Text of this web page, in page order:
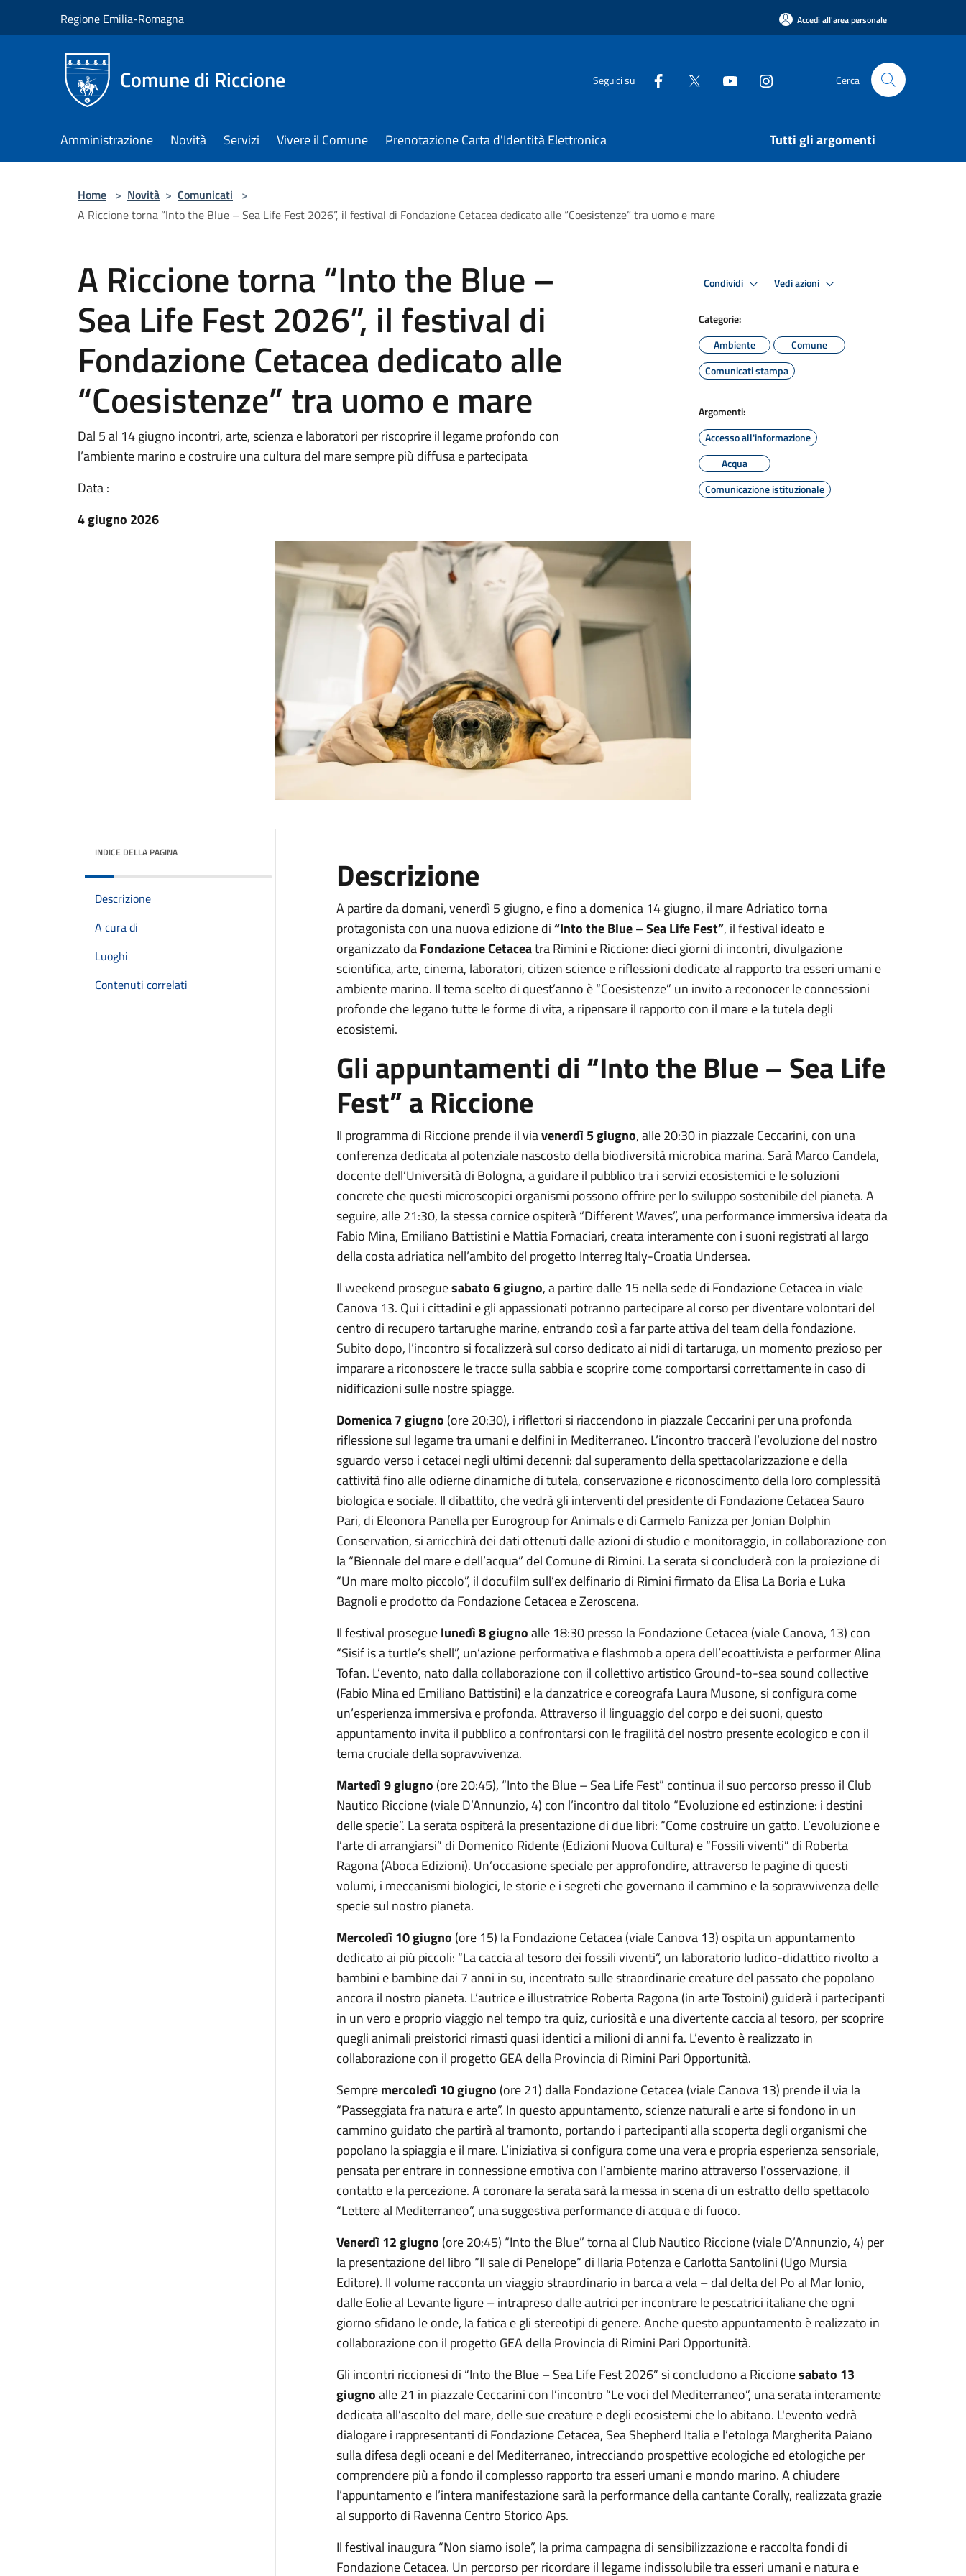
Regione Emilia-Romagna Accedi all'area personale
Comune di Riccione Seguici su Cerca
Amministrazione Novità Servizi Vivere il Comune Prenotazione Carta d'Identità Elettronica Tutti gli argomenti
Home > Novità > Comunicati >
A Riccione torna “Into the Blue – Sea Life Fest 2026”, il festival di Fondazione Cetacea dedicato alle “Coesistenze” tra uomo e mare
A Riccione torna “Into the Blue –
Sea Life Fest 2026”, il festival di
Fondazione Cetacea dedicato alle
“Coesistenze” tra uomo e mare
Dal 5 al 14 giugno incontri, arte, scienza e laboratori per riscoprire il legame profondo con
l’ambiente marino e costruire una cultura del mare sempre più diffusa e partecipata
Data :
4 giugno 2026
Condividi Vedi azioni
Categorie:
Ambiente
Comune
Comunicati stampa
Argomenti:
Accesso all'informazione
Acqua
Comunicazione istituzionale
INDICE DELLA PAGINA
Descrizione
A cura di
Luoghi
Contenuti correlati
Descrizione
A partire da domani, venerdì5 giugno, e fino a domenica 14 giugno, il mare Adriatico torna
protagonista con una nuova edizione di“Into the Blue – Sea Life Fest”, il festival ideato e
organizzato daFondazione Cetaceatra Rimini e Riccione: dieci giorni di incontri, divulgazione
scientifica, arte, cinema, laboratori, citizen science e riflessioni dedicate al rapporto tra esseri umani e
ambiente marino. Il tema scelto di quest’anno è “Coesistenze” un invito a reconocer le connessioni
profonde che legano tutte le forme di vita, a ripensare il rapporto con il mare e la tutela degli
ecosistemi.
Gli appuntamenti di “Into the Blue – Sea Life
Fest” a Riccione
Il programma di Riccione prende il viavenerdì 5 giugno, alle20:30in piazzale Ceccarini, con una
conferenza dedicata al potenziale nascosto della biodiversità microbica marina. Sarà Marco Candela,
docente dell’Università di Bologna, a guidare il pubblico tra i servizi ecosistemici e le soluzioni
concrete che questi microscopici organismi possono offrire per lo sviluppo sostenibile del pianeta. A
seguire, alle21:30, la stessa cornice ospiterà “Different Waves”, una performance immersiva ideata da
Fabio Mina, Emiliano Battistini e Mattia Fornaciari, creata interamente con i suoni registrati al largo
della costa adriatica nell’ambito del progetto Interreg Italy-Croatia Undersea.
Il weekend proseguesabato6 giugno, a partire dalle 15 nella sede di Fondazione Cetacea in viale
Canova 13. Qui i cittadini e gli appassionati potranno partecipare al corso per diventare volontari del
centro di recupero tartarughe marine, entrando così a far parte attiva del team della fondazione.
Subito dopo, l’incontro si focalizzerà sul corso dedicato ai nidi di tartaruga, un momento prezioso per
imparare a riconoscere le tracce sulla sabbia e scoprire come comportarsi correttamente in caso di
nidificazioni sulle nostre spiagge.
Domenica7 giugno (ore20:30), i riflettori si riaccendono in piazzale Ceccarini per una profonda
riflessione sul legame tra umani e delfini in Mediterraneo. L’incontro traccerà l’evoluzione del nostro
sguardo verso i cetacei negli ultimi decenni: dal superamento della spettacolarizzazione e della
cattività fino alle odierne dinamiche di tutela, conservazione e riconoscimento della loro complessità
biologica e sociale. Il dibattito, che vedrà gli interventi del presidente di Fondazione Cetacea Sauro
Pari, di Eleonora Panella per Eurogroup for Animals e di Carmelo Fanizza per Jonian Dolphin
Conservation, si arricchirà dei dati ottenuti dalle azioni di studio e monitoraggio, in collaborazione con
la “Biennale del mare e dell’acqua” del Comune di Rimini. La serata si concluderà con la proiezione di
“Un mare molto piccolo”, il docufilm sull’ex delfinario di Rimini firmato da Elisa La Boria e Luka
Bagnoli e prodotto da Fondazione Cetacea e Zeroscena.
Il festival proseguelunedì8 giugnoalle 18:30presso la Fondazione Cetacea (viale Canova, 13) con
“Sisif is a turtle’s shell”, un’azione performativa e flashmob a opera dell’ecoattivista e performer Alina
Tofan. L’evento, nato dalla collaborazione con il collettivo artistico Ground-to-sea sound collective
(Fabio Mina ed Emiliano Battistini) e la danzatrice e coreografa Laura Musone, si configura come
un’esperienza immersiva e profonda. Attraverso il linguaggio del corpo e dei suoni, questo
appuntamento invita il pubblico a confrontarsi con le fragilità del nostro presente ecologico e con il
tema cruciale della sopravvivenza.
Martedì9 giugno (ore20:45), “Into the Blue – Sea Life Fest” continua il suo percorso presso il Club
Nautico Riccione (viale D’Annunzio, 4) con l’incontro dal titolo “Evoluzione ed estinzione: i destini
delle specie”. La serata ospiterà la presentazione di due libri: “Come costruire un gatto. L’evoluzione e
l’arte di arrangiarsi” di Domenico Ridente (Edizioni Nuova Cultura) e “Fossili viventi” di Roberta
Ragona (Aboca Edizioni). Un’occasione speciale per approfondire, attraverso le pagine di questi
volumi, i meccanismi biologici, le storie e i segreti che governano il cammino e la sopravvivenza delle
specie sul nostro pianeta.
Mercoledì 10 giugno (ore 15) la Fondazione Cetacea (viale Canova 13) ospita un appuntamento
dedicato ai più piccoli: “La caccia al tesoro dei fossili viventi”, un laboratorio ludico-didattico rivolto a
bambini e bambine dai 7 anni in su, incentrato sulle straordinarie creature del passato che popolano
ancora il nostro pianeta. L’autrice e illustratrice Roberta Ragona (in arte Tostoini) guiderà i partecipanti
in un vero e proprio viaggio nel tempo tra quiz, curiosità e una divertente caccia al tesoro, per scoprire
quegli animali preistorici rimasti quasi identici a milioni di anni fa. L’evento è realizzato in
collaborazione con il progetto GEA della Provincia di Rimini Pari Opportunità.
Sempremercoledì 10 giugno (ore21) dalla Fondazione Cetacea (viale Canova 13) prende il via la
“Passeggiata fra natura e arte”. In questo appuntamento, scienze naturali e arte si fondono in un
cammino guidato che partirà al tramonto, portando i partecipanti alla scoperta degli organismi che
popolano la spiaggia e il mare. L’iniziativa si configura come una vera e propria esperienza sensoriale,
pensata per entrare in connessione emotiva con l’ambiente marino attraverso l’osservazione, il
contatto e la percezione. A coronare la serata sarà la messa in scena di un estratto dello spettacolo
“Lettere al Mediterraneo”, una suggestiva performance di acqua e di fuoco.
Venerdì 12 giugno (ore20:45) “Into the Blue” torna al Club Nautico Riccione (viale D’Annunzio, 4) per
la presentazione del libro “Il sale di Penelope” di Ilaria Potenza e Carlotta Santolini (Ugo Mursia
Editore). Il volume racconta un viaggio straordinario in barca a vela – dal delta del Po al Mar Ionio,
dalle Eolie al Levante ligure – intrapreso dalle autrici per incontrare le pescatrici italiane che ogni
giorno sfidano le onde, la fatica e gli stereotipi di genere. Anche questo appuntamento è realizzato in
collaborazione con il progetto GEA della Provincia di Rimini Pari Opportunità.
Gli incontri riccionesi di “Into the Blue – Sea Life Fest 2026” si concludono a Riccionesabato 13
giugnoalle21 in piazzale Ceccarini con l’incontro “Le voci del Mediterraneo”, una serata interamente
dedicata all’ascolto del mare, delle sue creature e degli ecosistemi che lo abitano. L'evento vedrà
dialogare i rappresentanti di Fondazione Cetacea, Sea Shepherd Italia e l’etologa Margherita Paiano
sulla difesa degli oceani e del Mediterraneo, intrecciando prospettive ecologiche ed etologiche per
comprendere più a fondo il complesso rapporto tra esseri umani e mondo marino. A chiudere
l’appuntamento e l’intera manifestazione sarà la performance della cantante Corally, realizzata grazie
al supporto di Ravenna Centro Storico Aps.
Il festival inaugura “Non siamo isole”, la prima campagna di sensibilizzazione e raccolta fondi di
Fondazione Cetacea. Un percorso per ricordare il legame indissolubile tra esseri umani e natura e